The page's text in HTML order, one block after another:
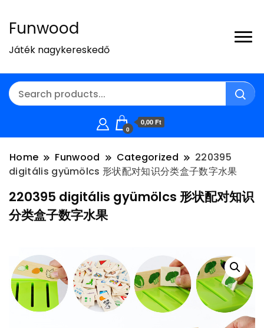
Funwood
Játék nagykereskedő
0
0,00 Ft
Home Funwood Categorized
220395
digitális gyümölcs 形状配对知识分类盒子数字水果
220395 digitális gyümölcs 形状配对知识
分类盒子数字水果